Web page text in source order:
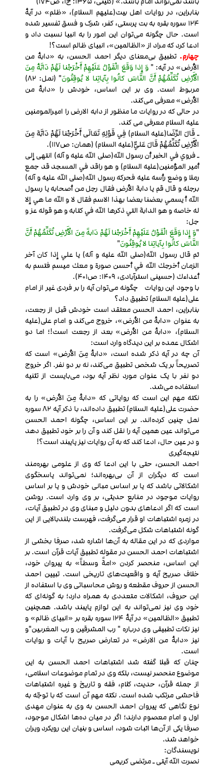
بنابراین، در روایات اهل بیت(علیهم السلام)، «ظلم» در آیۀ
124 سوره بقره به بت پرستی، کفر، شرک و فسق تفسیر شده
است. حال چگونه می‌توان این امور را به انبیا نسبت داد و
ادعا کرد که مراد از «الظالمین»، انبیای ظالم است؟!
چهارم. تطبیق بی‌معنای دیگر احمد الحسن، به «دابۀ من
الأرض» در آیه: "وَ إِذا وَقَعَ الْقَوْلُ عَلَيْهِمْ أَخْرَجْنا لَهُمْ دَابَّۀ مِنَ
الْأَرْضِ تُكَلِّمُهُمْ أَنَّ النَّاسَ كانُوا بِآياتِنا لا يُوقِنُونَ
" (نمل: 82)
مربوط است. وی بر این اساس، خودش را «دابۀ من
الأرض» معرفی می‌کند.
در حالی که در روایات ما منظور از دابه الارض را امیرالمومنین
علیه السلام معرفی می کند.
ـ قَالَ الرِّضَا(علیه السلام) فِي قَوْلِهِ تَعَالَى أَخْرَجْنا لَهُمْ دَابَّة مِنَ
الْأَرْضِ تُكَلِّمُهُمْ قَالَ عَليٌّ(علیه السلام) (همان: ص117).
ـ فروي في الخبر أن رسول الله(صلی الله علیه و آله) انتهى إلى
أمير المؤمنين(علیه السلام) و هو راقد في المسجد قد جمع
رملا و وضع رأسه عليه فحركه رسول الله(صلی الله علیه و آله)
برجله و قال قم يا دابة الأرض فقال رجل من أصحابه يا رسول
الله أ يسمي بعضنا بعضا بهذا الاسم فقال لا و الله ما هي إلا
له خاصه و هو الدابة التي ذكرها الله في كتابه و هو قوله عز و
جل:
"وَ إِذا وَقَعَ الْقَوْلُ عَلَيْهِمْ أَخْرَجْنا لَهُمْ دَابهً مِنَ الْأَرْضِ تُكَلِّمُهُمْ أَنَّ
النَّاسَ كانُوا بِآياتِنا لا يُوقِنُونَ"
ثم قال رسول الله(صلی الله علیه و آله) يا علي إذا كان آخر
الزمان أخرجك الله في أحسن صورة و معك ميسم فتسم به
أعداءك (حسینی استرآبادی، 1409: ص401).
با وجود این روایات چگونه می‌توان آیه را بر فردی غیر از امام
علی(علیه السلام) تطبیق داد؟
بنابراین، احمد الحسن معتقد است خودش قبل از رجعت،
به عنوان «دابۀ من الأرض»، خروج می‌کند و امام علی(علیه
السلام)، «دابۀ من الأرض» بعد از رجعت است!؛ اما دو
اشکال عمده بر این دیدگاه وارد است:
آن چه در آیه ذکر شده است، «دابۀ مِنَ الأرض» است که
تصریحاً بر یک شخص تطبیق می‌کند، نه بر دو نفر. اگر خروج
دو نفر با یک عنوان مورد نظر آیه بود، می‌بایست از تثنیه
استفاده می‌شد.
نکته مهم این است که روایاتی که «دابۀ مِنَ الأرض» را به
حضرت علی(علیه السلام) تطبیق داده‌اند، با ذکر آیه 82 سوره
نمل چنین کرده‌اند. بر این اساس، چگونه احمد الحسن
می‌تواند عین همین آیه را نقل کند و آن را بر خود تطبیق دهد
و در عین حال، ادعا کند که به آن روایات نیز پایبند است؟!
نتیجه‌گیری
احمد الحسن، حتی با این ادعا که وی از علومی بهره‌مند
است که دیگران از آن بی‌بهره‌اند؛ نمی‌تواند پاسخگوی
اشکالاتی باشد که یا بر اساس مبانی خودش و یا بر اساس
روایات موجود در منابع حدیثی، بر وی وارد است. روشن
است که اگر ادعاهای بدون دلیل و مبنای وی در تطبیق آیات،
در زمره اشتباهات او قرار می‌گرفت، فهرست بلندبالایی از این
گونه اشتباهات شکل می‌گرفت.
مواردی که در این مقاله به آن‌ها اشاره شد، صرفا بخشی از
اشتباهات احمد الحسن در مقوله تطبیق آیات قرآن است. بر
این اساس، منحصر کردن «امةً وسطاً» به پیروان خود،
خلاف صریح آیه و واقعیت‌های تاریخی است. تبیین احمد
الحسن از حروف مقطعه و روش محاسباتی وی با استفاده از
این حروف، اشکالات متعددی به همراه دارد؛ به گونه‌ای که
خود وی نيز نمی‌تواند به این لوازم پایبند باشد. همچنین
تطبیق «الظالمین» در آیۀ 124 سوره بقره بر «انبیای ظالم» و
نیز نکات تطبیقی وی درباره " رب المشرقین و رب المغربین"و
نیز «دابۀ من الارض» در تعارض صریح با آیات و روایات
است.
چنان که قبلا گفته شد اشتباهات احمد الحسن به این
موضوع منحصر نیست، بلکه وی در تمام موضوعات اسلامی،
از جمله قرآن، حدیث، کلام، فقه و تاریخ و غيره اشتباهات
فاحشی مرتکب شده است. نکته مهم آن است که با توجّه به
نوع نگاهی که پیروان احمد الحسن به وی به عنوان مهدی
اول و امام معصوم دارند؛ اگر در میان ده‌ها اشکال موجود،
صرفا یکی از آن‌ها اثبات شود، اساس و بنیان این رویکرد ویران
خواهد شد.
نویسندگان:
نصرت الله آیتی ـ مرتضی کریمی